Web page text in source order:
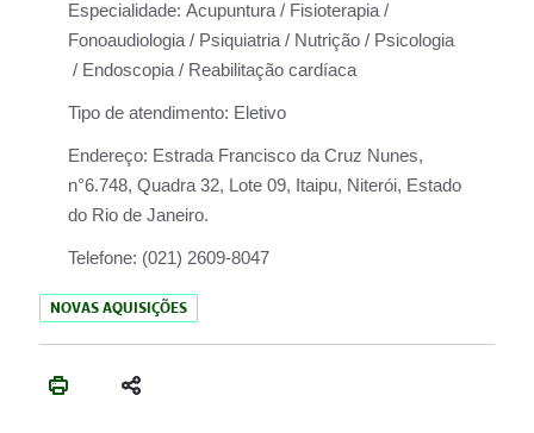
Especialidade: Acupuntura / Fisioterapia /
Fonoaudiologia / Psiquiatria / Nutrição / Psicologia
/ Endoscopia / Reabilitação cardíaca
Tipo de atendimento: Eletivo
Endereço: Estrada Francisco da Cruz Nunes,
n°6.748, Quadra 32, Lote 09, Itaipu, Niterói, Estado
do Rio de Janeiro.
Telefone: (021) 2609-8047
NOVAS AQUISIÇÕES